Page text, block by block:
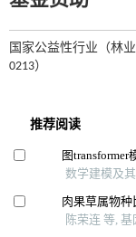
国家公益性行业（林
0213）